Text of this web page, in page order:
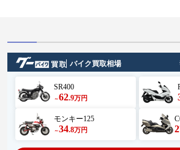
バイク買取相場
SR400
～62.9万円
モンキー125
～34.8万円